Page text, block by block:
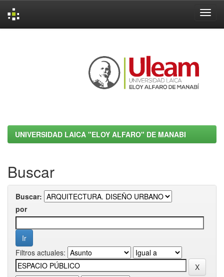
UNIVERSIDAD LAICA "ELOY ALFARO" DE MANABI
Buscar
Buscar:
por
Filtros actuales: